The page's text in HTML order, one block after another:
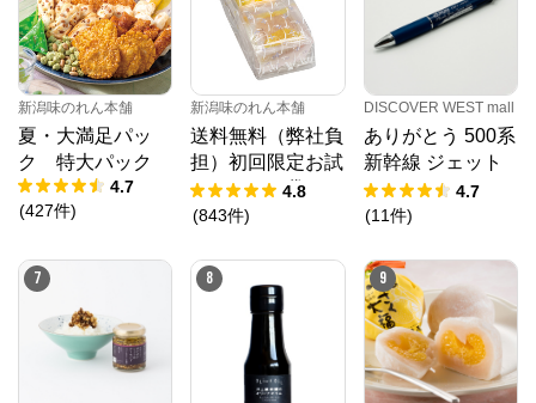
新潟味のれん本舗
夏・大満足パッ
ク 特大パック
4.7
(427件)
新潟味のれん本舗
送料無料（弊社負
担）初回限定お試
しセット 袋
4.8
(843件)
DISCOVER WEST mall
ありがとう 500系
新幹線 ジェット
ストリーム４＆１
4.7
(11件)
7 8 9